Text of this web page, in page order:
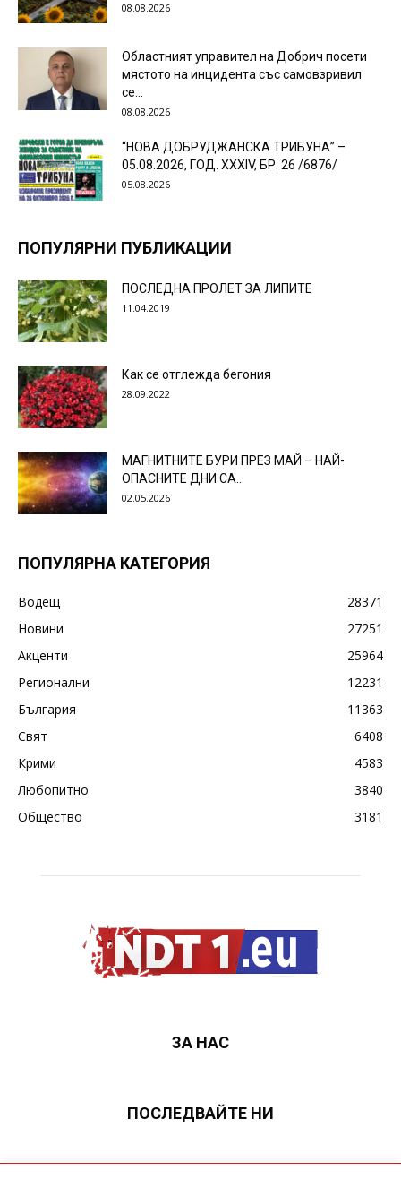
08.08.2026
Областният управител на Добрич посети
мястото на инцидента със самовзривил
се...
08.08.2026
“НОВА ДОБРУДЖАНСКА ТРИБУНА” –
05.08.2026, ГОД. XXХIV, БР. 26 /6876/
05.08.2026
ПОПУЛЯРНИ ПУБЛИКАЦИИ
ПОСЛЕДНА ПРОЛЕТ ЗА ЛИПИТЕ
11.04.2019
Как се отглежда бегония
28.09.2022
МАГНИТНИТЕ БУРИ ПРЕЗ МАЙ – НАЙ-
ОПАСНИТЕ ДНИ СА…
02.05.2026
ПОПУЛЯРНА КАТЕГОРИЯ
Водещ
28371
Новини
27251
Акценти
25964
Регионални
12231
България
11363
Свят
6408
Крими
4583
Любопитно
3840
Общество
3181
ЗА НАС
ПОСЛЕДВАЙТЕ НИ